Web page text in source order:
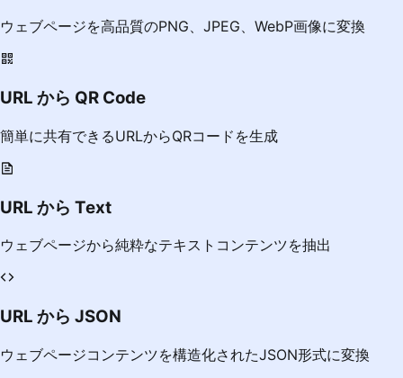
ウェブページを高品質のPNG、JPEG、WebP画像に変換
URL から QR Code
簡単に共有できるURLからQRコードを生成
URL から Text
ウェブページから純粋なテキストコンテンツを抽出
URL から JSON
ウェブページコンテンツを構造化されたJSON形式に変換